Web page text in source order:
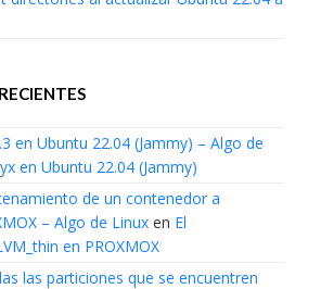
en Ubuntu 22.04 (Jammy) – Algo de
en Ubuntu 22.04 (Jammy)
de un contenedor a
– Algo de Linuxen El
en PROXMOX
las particiones que se encuentren